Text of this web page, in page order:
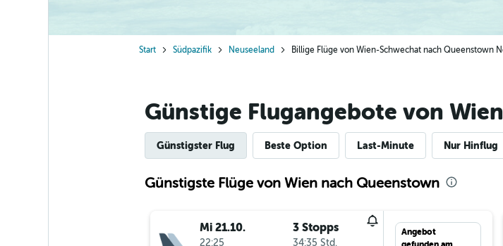
Start Südpazifik Neuseeland Billige Flüge von Wien-Schwechat nach Queenstown
Günstige Flugangebote von
Günstigster Flug Beste Option Last-Minute Nur Hinflug
Günstigste Flüge von Wien nach Queenstown
Mi 21.10.
22:25
3 Stopps
34:35 Std.
Angebot